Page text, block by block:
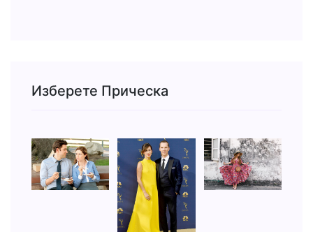
Изберете Прическа